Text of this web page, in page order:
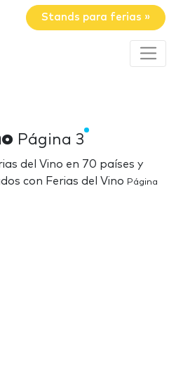
Stands para ferias »
Página 3
del Vino en 70 países y
con Ferias del Vino Página